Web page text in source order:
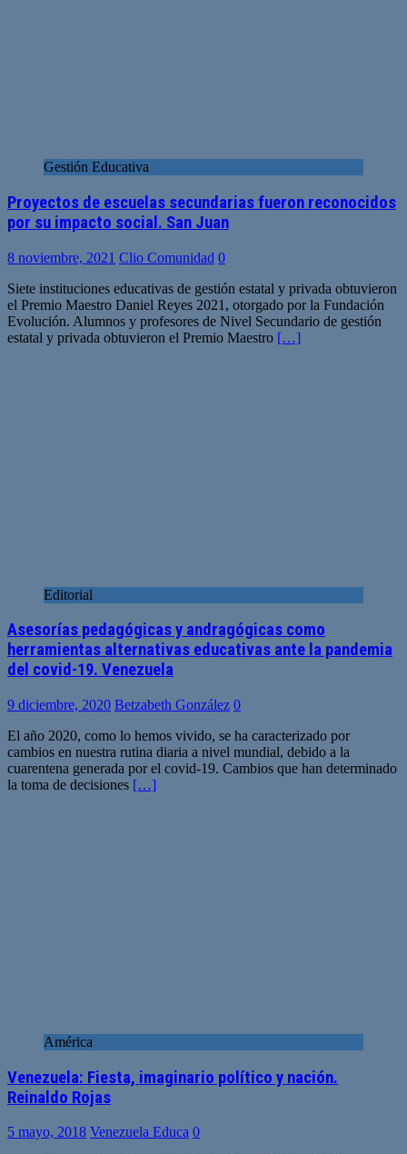
Gestión Educativa
Proyectos de escuelas secundarias fueron reconocidos
por su impacto social. San Juan
8 noviembre, 2021 Clio Comunidad 0
Siete instituciones educativas de gestión estatal y privada obtuvieron
el Premio Maestro Daniel Reyes 2021, otorgado por la Fundación
Evolución. Alumnos y profesores de Nivel Secundario de gestión
estatal y privada obtuvieron el Premio Maestro […]
Editorial
Asesorías pedagógicas y andragógicas como
herramientas alternativas educativas ante la pandemia
del covid-19. Venezuela
9 diciembre, 2020 Betzabeth González 0
El año 2020, como lo hemos vivido, se ha caracterizado por
cambios en nuestra rutina diaria a nivel mundial, debido a la
cuarentena generada por el covid-19. Cambios que han determinado
la toma de decisiones […]
América
Venezuela: Fiesta, imaginario político y nación.
Reinaldo Rojas
5 mayo, 2018 Venezuela Educa 0